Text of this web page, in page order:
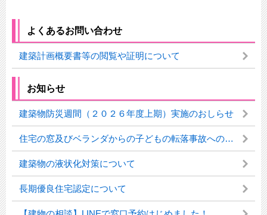
よくあるお問い合わせ
建築計画概要書等の閲覧や証明について
お知らせ
建築物防災週間（２０２６年度上期）実施のおしらせ
住宅の窓及びベランダからの子どもの転落事故への対応について
建築物の液状化対策について
長期優良住宅認定について